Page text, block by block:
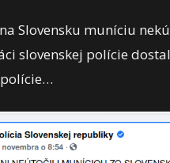
Slovensku muníciu
slovenskej polície